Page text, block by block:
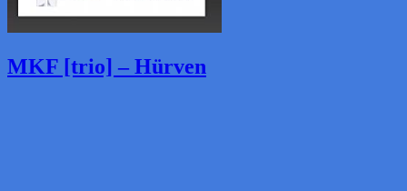
MKF [trio] – Hürven